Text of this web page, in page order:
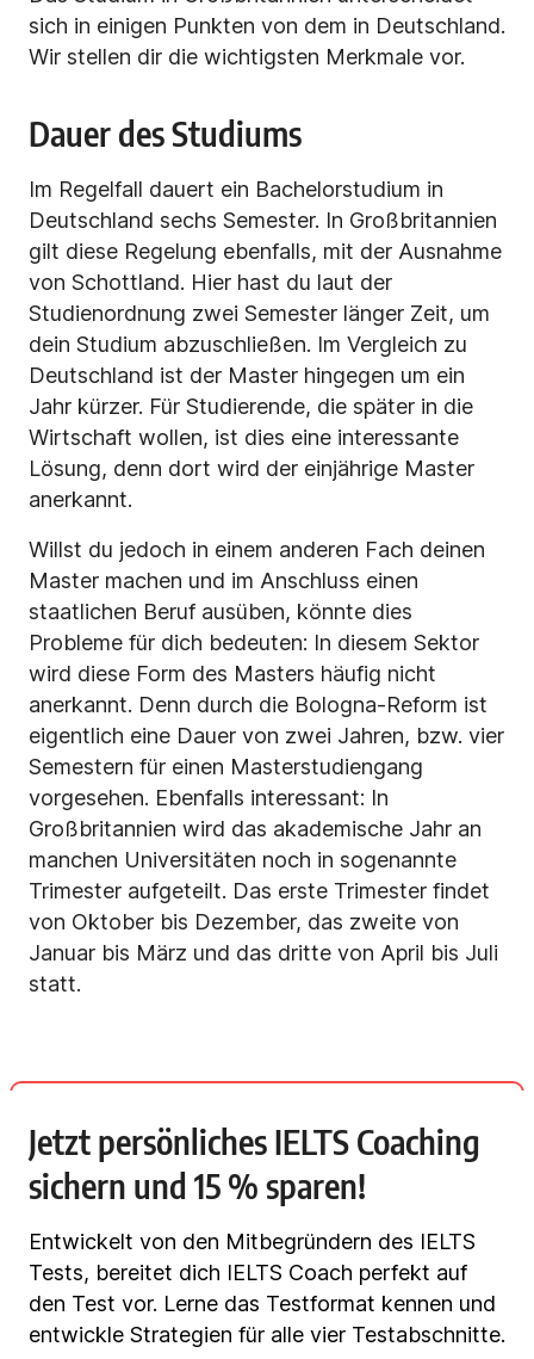
sich in einigen Punkten von dem in Deutschland.
Wir stellen dir die wichtigsten Merkmale vor.
Dauer des Studiums
Im Regelfall dauert ein Bachelorstudium in
Deutschland sechs Semester. In Großbritannien
gilt diese Regelung ebenfalls, mit der Ausnahme
von Schottland. Hier hast du laut der
Studienordnung zwei Semester länger Zeit, um
dein Studium abzuschließen. Im Vergleich zu
Deutschland ist der Master hingegen um ein
Jahr kürzer. Für Studierende, die später in die
Wirtschaft wollen, ist dies eine interessante
Lösung, denn dort wird der einjährige Master
anerkannt.
Willst du jedoch in einem anderen Fach deinen
Master machen und im Anschluss einen
staatlichen Beruf ausüben, könnte dies
Probleme für dich bedeuten: In diesem Sektor
wird diese Form des Masters häufig nicht
anerkannt. Denn durch die Bologna-Reform ist
eigentlich eine Dauer von zwei Jahren, bzw. vier
Semestern für einen Masterstudiengang
vorgesehen. Ebenfalls interessant: In
Großbritannien wird das akademische Jahr an
manchen Universitäten noch in sogenannte
Trimester aufgeteilt. Das erste Trimester findet
von Oktober bis Dezember, das zweite von
Januar bis März und das dritte von April bis Juli
statt.
Jetzt persönliches IELTS Coaching
sichern und 15 % sparen!
Entwickelt von den Mitbegründern des IELTS
Tests, bereitet dich IELTS Coach perfekt auf
den Test vor. Lerne das Testformat kennen und
entwickle Strategien für alle vier Testabschnitte.